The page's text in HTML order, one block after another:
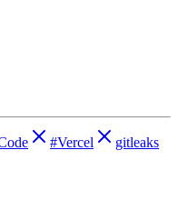
#Vercel
gitleaks